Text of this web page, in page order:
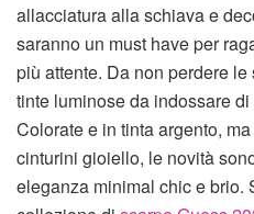
allacciatura alla schiava e
saranno un must have per
più attente. Da non perdere
tinte luminose da indossare
Colorate e in tinta argento,
cinturini gioiello, le novità
eleganza minimal chic e brio.